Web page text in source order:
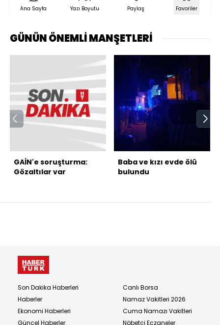
Ana Sayfa Yazı Boyutu Paylaş Favoriler
GÜNÜN ÖNEMLİ MANŞETLERİ
GAİN'e soruşturma:
Gözaltılar var
Baba ve kızı evde ölü
bulundu
Son Dakika Haberleri
Haberler
Ekonomi Haberleri
Güncel Haberler
Canlı Borsa
Namaz Vakitleri 2026
Cuma Namazı Vakitleri
Nöbetçi Eczaneler